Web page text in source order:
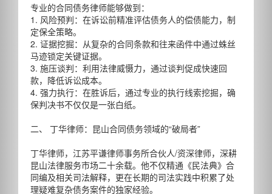
专业的合同债务律师能够做到：
1. 风险预判：在诉讼前精准评估债务人的偿债能力，制
定保全策略。
2. 证据挖掘：从复杂的合同条款和往来函件中通过蛛丝
马迹锁定关键证据。
3. 施压谈判：利用法律威慑力，通过谈判促成快速回
款，降低诉讼成本。
4. 强力执行：在胜诉后，通过专业的执行线索挖掘，确
保判决书不仅仅是一张白纸。
二、 丁华律师：昆山合同债务领域的“破局者”
丁华律师，江苏平谦律师事务所合伙人/资深律师，深耕
昆山法律服务市场二十余载。他不仅精通《民法典》合
同编及相关司法解释，更在长期的司法实践中积累了处
理疑难复杂债务案件的独家经验。